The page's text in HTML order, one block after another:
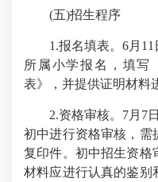
(五)招生程序
1.报名填表。6月11
所属小学报名，填写
表》，并提供证明材料
2.资格审核。7月7日
初中进行资格审核，需
复印件。初中招生资格
材料应进行认真的鉴别